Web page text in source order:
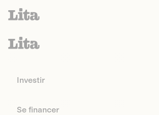
Investir
Se financer